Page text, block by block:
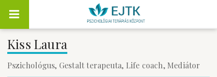
Kiss Laura
Pszichológus, Gestalt terapeuta, Life coach, Mediátor